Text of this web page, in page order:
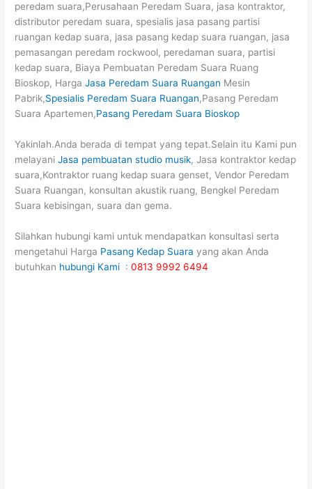
peredam suara,Perusahaan Peredam Suara, jasa kontraktor,
distributor peredam suara, spesialis jasa pasang partisi
ruangan kedap suara, jasa pasang kedap suara ruangan, jasa
pemasangan peredam rockwool, peredaman suara, partisi
kedap suara, Biaya Pembuatan Peredam Suara Ruang
Bioskop, HargaJasa Peredam Suara Ruangan Mesin
Pabrik,Spesialis Peredam Suara Ruangan,Pasang Peredam
Suara Apartemen,Pasang Peredam Suara Bioskop
Yakinlah.Anda berada di tempat yang tepat.Selain itu Kami pun
melayaniJasa pembuatan studio musik, Jasa kontraktor kedap
suara,Kontraktor ruang kedap suara genset, Vendor Peredam
Suara Ruangan, konsultan akustik ruang, Bengkel Peredam
Suara kebisingan, suara dan gema.
Silahkan hubungi kami untuk mendapatkan konsultasi serta
mengetahui Harga Pasang Kedap Suara yang akan Anda
butuhkan hubungi Kami :0813 9992 6494